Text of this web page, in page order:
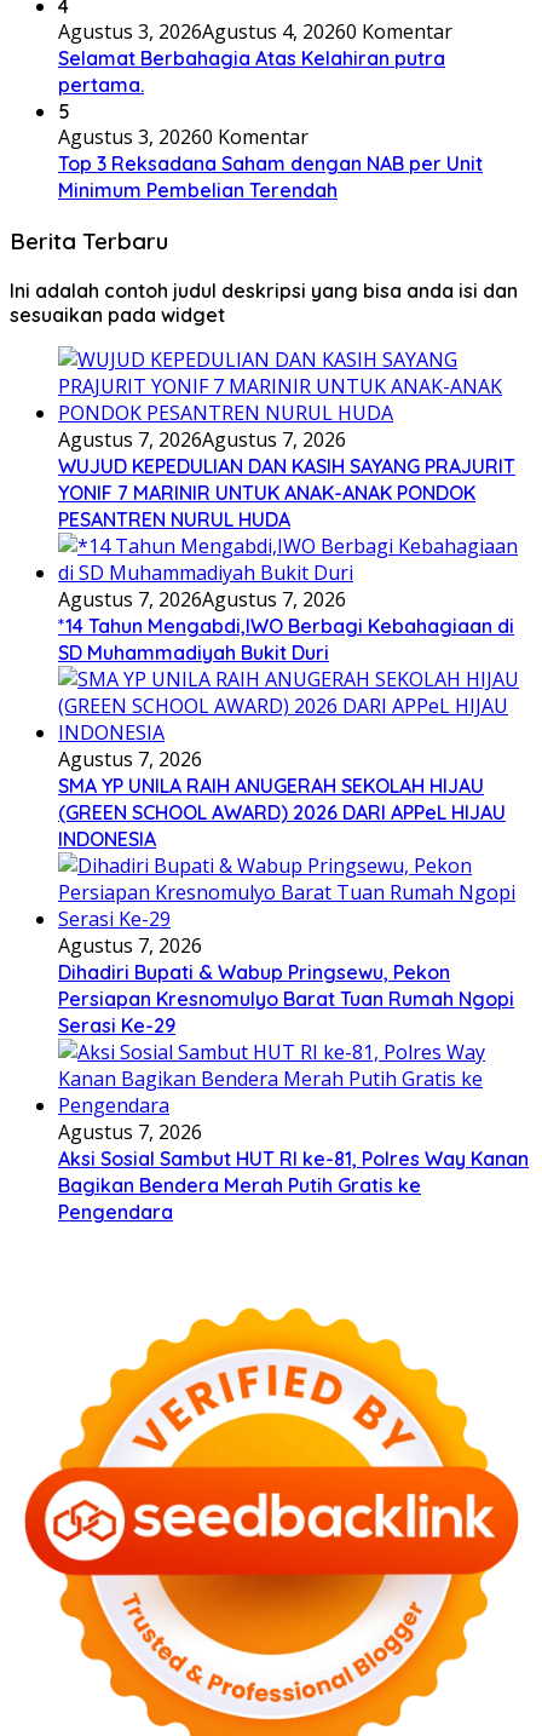
4
Agustus 3, 2026Agustus 4, 20260 Komentar
Selamat Berbahagia Atas Kelahiran putra
pertama.
5
Agustus 3, 20260 Komentar
Top 3 Reksadana Saham dengan NAB per Unit
Minimum Pembelian Terendah
Berita Terbaru
Ini adalah contoh judul deskripsi yang bisa anda isi dan
sesuaikan pada widget
Agustus 7, 2026Agustus 7, 2026
WUJUD KEPEDULIAN DAN KASIH SAYANG PRAJURIT
YONIF 7 MARINIR UNTUK ANAK-ANAK PONDOK
PESANTREN NURUL HUDA
Agustus 7, 2026Agustus 7, 2026
*14 Tahun Mengabdi,IWO Berbagi Kebahagiaan di
SD Muhammadiyah Bukit Duri
Agustus 7, 2026
SMA YP UNILA RAIH ANUGERAH SEKOLAH HIJAU
(GREEN SCHOOL AWARD) 2026 DARI APPeL HIJAU
INDONESIA
Agustus 7, 2026
Dihadiri Bupati & Wabup Pringsewu, Pekon
Persiapan Kresnomulyo Barat Tuan Rumah Ngopi
Serasi Ke-29
Agustus 7, 2026
Aksi Sosial Sambut HUT RI ke-81, Polres Way Kanan
Bagikan Bendera Merah Putih Gratis ke
Pengendara